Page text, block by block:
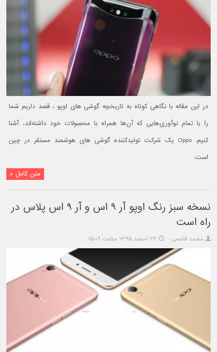
در این مقاله با نگاهی کوتاه به تاریخچه گوشی های اوپو ، قصد داریم شما
را با تمام نوآوری‌هایی که آن‌ها همراه با محصولات خود داشته‌اند، آشنا
کنیم. Oppo یک شرکت تولیدکننده گوشی های هوشمند مستقر در چین
است.
متن کامل »
نسخه سبز رنگ اوپو آر ۹ اس و آر ۹ اس پلاس در
راه است
محمد قاسمی ۲۴ اسفند ۱۳۹۵ ساعت ۱۵:۰۹